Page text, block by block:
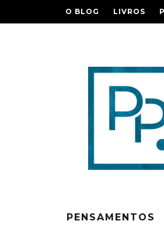
O BLOG LIVROS
PENSAMENTOS